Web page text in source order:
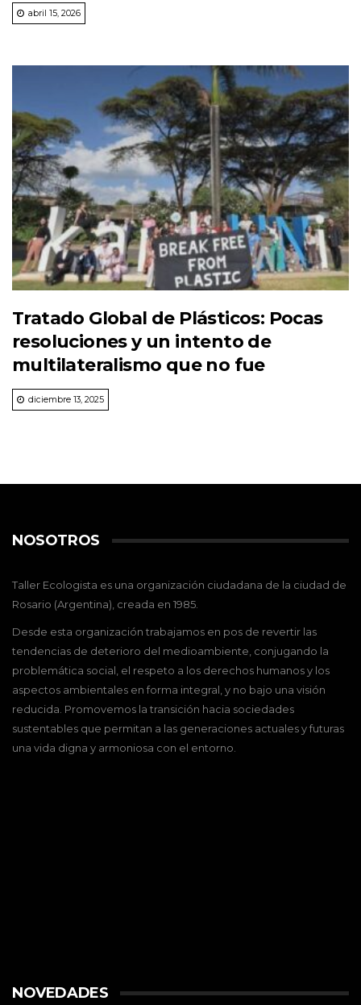
abril 15, 2026
Tratado Global de Plásticos: Pocas
resoluciones y un intento de
multilateralismo que no fue
diciembre 13, 2025
NOSOTROS
Taller Ecologista es una organización ciudadana de la ciudad de
Rosario (Argentina), creada en 1985.
Desde esta organización trabajamos en pos de revertir las
tendencias de deterioro del medioambiente, conjugando la
problemática social, el respeto a los derechos humanos y los
aspectos ambientales en forma integral, y no bajo una visión
reducida. Promovemos la transición hacia sociedades
sustentables que permitan a las generaciones actuales y futuras
una vida digna y armoniosa con el entorno.
NOVEDADES